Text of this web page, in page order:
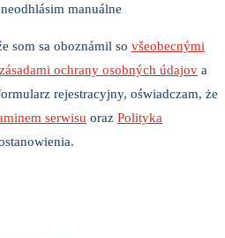
manuálne
som sa oboznámil so všeobecnými
zásadami ochrany osobných údajov a
rejestracyjny, oświadczam, że
serwisu oraz Polityka